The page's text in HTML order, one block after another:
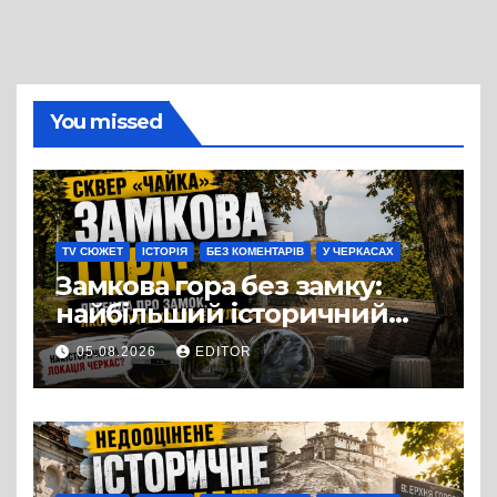
You missed
TV СЮЖЕТ ІСТОРІЯ БЕЗ КОМЕНТАРІВ У ЧЕРКАСАХ
Замкова гора без замку:
найбільший історичний
міф Черкас
05.08.2026 EDITOR